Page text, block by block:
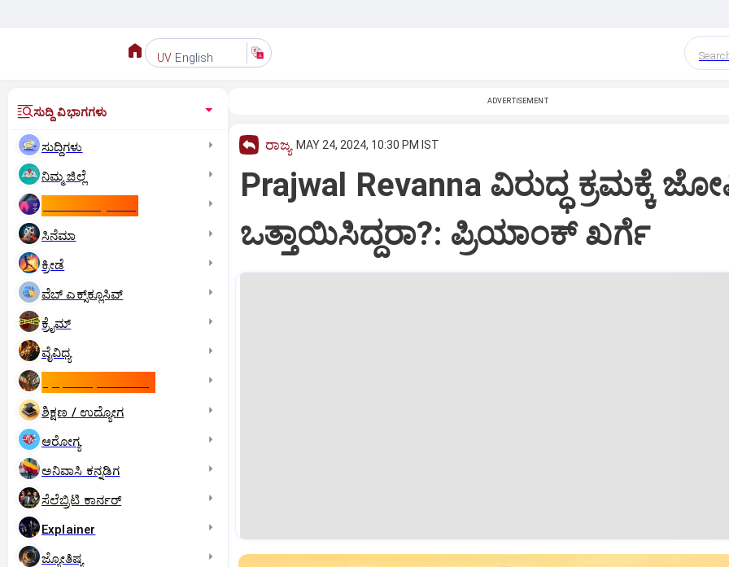
UV English
ಸುದ್ದಿ ವಿಭಾಗಗಳು
ಸುದ್ದಿಗಳು
ನಿಮ್ಮ ಜಿಲ್ಲೆ
ಸಿನೆಮಾ
ಕ್ರೀಡೆ
ವೆಬ್ ಎಕ್ಸ್‌ಕ್ಲೂಸಿವ್
ಕ್ರೈಮ್
ವೈವಿಧ್ಯ
ಶಿಕ್ಷಣ / ಉದ್ಯೋಗ
ಆರೋಗ್ಯ
ಅನಿವಾಸಿ ಕನ್ನಡಿಗ
ಸೆಲೆಬ್ರಿಟಿ ಕಾರ್ನರ್‌
Explainer
ಜ್ಯೋತಿಷ್ಯ
ADVERTISEMENT
ರಾಜ್ಯ MAY 24, 2024, 10:30 PM IST
Prajwal Revanna ವಿರುದ್ಧ ಕ್ರಮಕ್ಕೆ
ಒತ್ತಾಯಿಸಿದ್ದರಾ?: ಪ್ರಿಯಾಂಕ್‌ ಖರ್ಗೆ